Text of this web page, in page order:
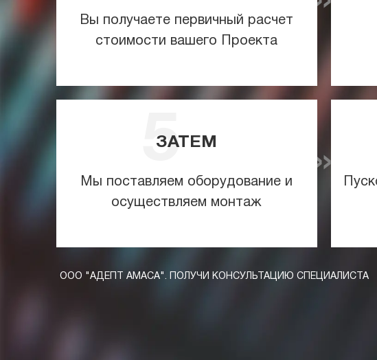
Вы получаете первичный расчет
стоимости вашего Проекта
ЗАТЕМ
Мы поставляем оборудование и
осуществляем монтаж
ООО "АДЕПТ АМАСА". ПОЛУЧИ КОНСУЛЬТАЦИЮ СПЕЦИАЛИСТА